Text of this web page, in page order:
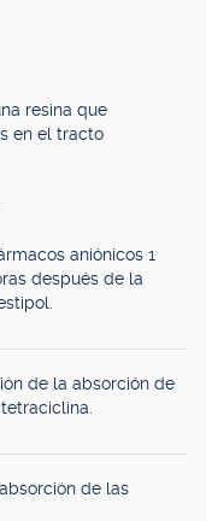
resina que
en el tracto
aniónicos 1
después de la
de la absorción de
de las